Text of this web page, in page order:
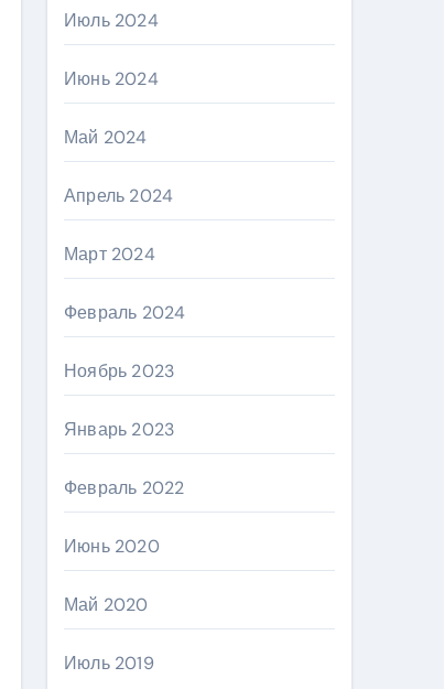
Июль 2024
Июнь 2024
Май 2024
Апрель 2024
Март 2024
Февраль 2024
Ноябрь 2023
Январь 2023
Февраль 2022
Июнь 2020
Май 2020
Июль 2019